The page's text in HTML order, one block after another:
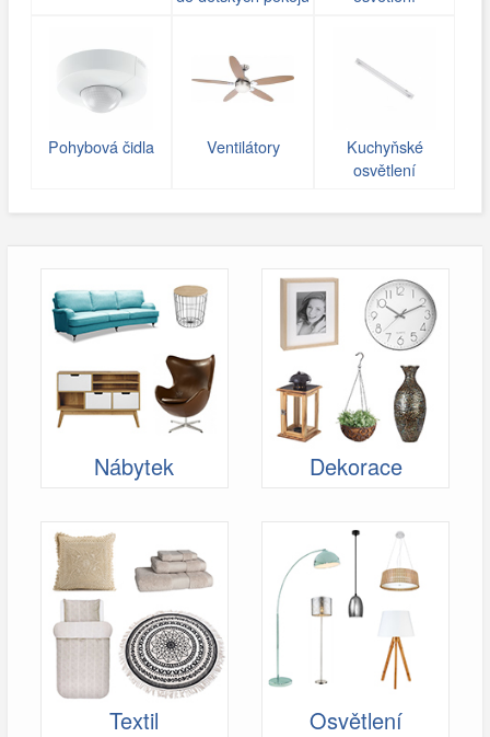
Pohybová čidla Ventilátory
Kuchyňské
osvětlení
Nábytek Dekorace
Textil Osvětlení